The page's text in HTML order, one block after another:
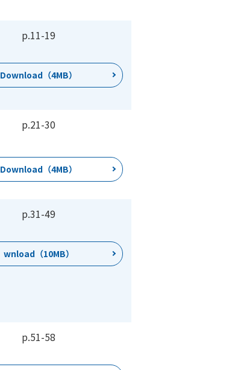
p.11-19
Download（4MB）
p.21-30
Download（4MB）
p.31-49
wnload（10MB）
p.51-58